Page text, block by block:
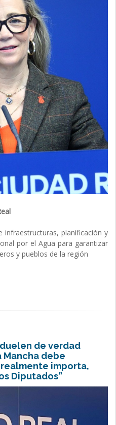
infraestructuras, planificación y
por el Agua para garantizar
y pueblos de la región
de verdad
Mancha debe
importa,
Diputados”